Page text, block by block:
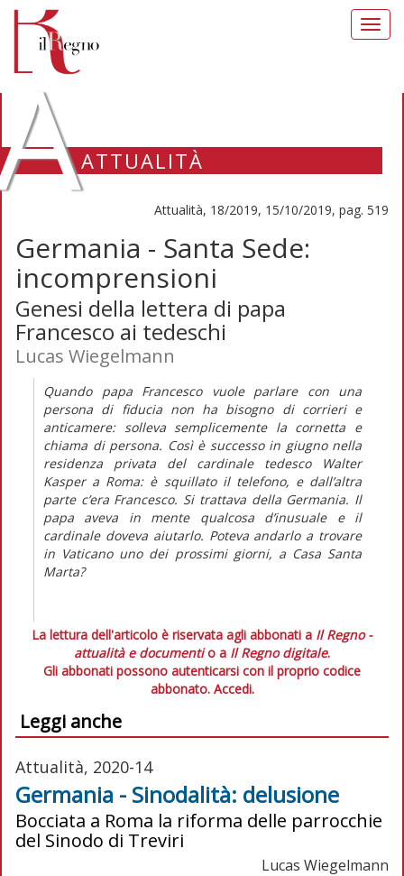
ATTUALITÀ
Attualità, 18/2019, 15/10/2019, pag. 519
Germania - Santa Sede:
incomprensioni
Genesi della lettera di papa
Francesco ai tedeschi
Lucas Wiegelmann
Quando papa Francesco vuole parlare con una
persona di fiducia non ha bisogno di corrieri e
anticamere: solleva semplicemente la cornetta e
chiama di persona. Così è successo in giugno nella
residenza privata del cardinale tedesco Walter
Kasper a Roma: è squillato il telefono, e dall’altra
parte c’era Francesco. Si trattava della Germania. Il
papa aveva in mente qualcosa d’inusuale e il
cardinale doveva aiutarlo. Poteva andarlo a trovare
in Vaticano uno dei prossimi giorni, a Casa Santa
Marta?
La lettura dell'articolo è riservata agli abbonati a Il Regno -
attualità e documentio a Il Regno digitale.
Gli abbonati possono autenticarsi con il proprio codice
abbonato. Accedi.
Leggi anche
Attualità, 2020-14
Germania - Sinodalità: delusione
Bocciata a Roma la riforma delle parrocchie
del Sinodo di Treviri
Lucas Wiegelmann